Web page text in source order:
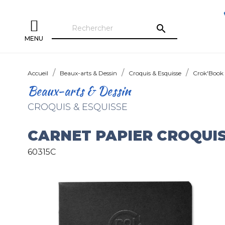
MENU
search
Accueil Beaux-arts & Dessin Croquis & Esquisse Crok'Book
Beaux-arts & Dessin
CROQUIS & ESQUISSE
CARNET PAPIER
60315C